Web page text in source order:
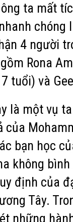
ta mất
4 người
Rona
tuổi) và
là một vụ
của
bạn học
không
định của
Tây.
những